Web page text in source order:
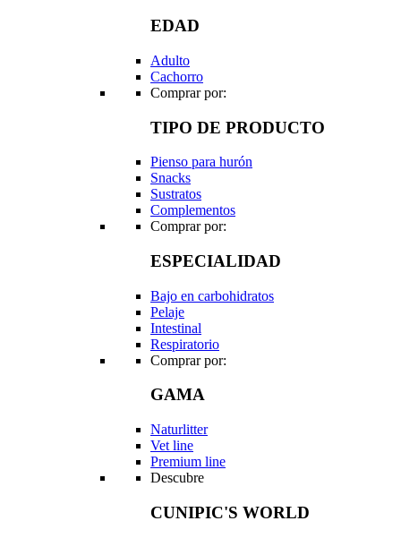
EDAD
Adulto
Cachorro
Comprar por:
TIPO DE PRODUCTO
Pienso para hurón
Snacks
Sustratos
Complementos
Comprar por:
ESPECIALIDAD
Bajo en carbohidratos
Pelaje
Intestinal
Respiratorio
Comprar por:
GAMA
Naturlitter
Vet line
Premium line
Descubre
CUNIPIC'S WORLD